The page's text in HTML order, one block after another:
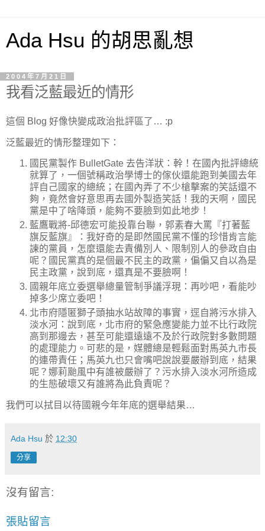
Ada Hsu 的胡思亂想
2004年7月21日
我看泛藍最近的情形
這個 Blog 好像快變成政治批評區了… :p
泛藍最近的情形整理如下：
國民黨製作 BulletGate 去告洋狀：幹！在國內批評總統
就算了，一個號稱政治學博士的傢伙還能跑到美國去年
評自己國家的總統；在國內弄了不少槍擊案的笑話還不
夠，竟然會好意思再去國外製造笑話！我的天啊，國民
黨是中了啥降頭，能夠不要臉到如此地步！
藍鷹戰將-邱德宏可能投靠台聯，郭素春大罵『打著藍
旗反藍旗』：我好奇的是即然國民黨不懂的珍惜肯言能
諫的黨員，怎麼還能去責備別人、限制別人的參政自由
呢？國民黨真的是個最不民主的政黨，偏偏又自以為是
民主政黨，說到底，還真是不要臉啊！
國親年底立委選舉總量管制爭議浮現：再吵吧，看能吵
掉多少席立委吧！
北市府隱匿獅子頭抽水站故障的事實，逕自將污水排入
淡水河：說到底，北市府的緊急應變能力並不比行政院
高到那邊去，甚至可能還遠遠不及於行政院對多數問題
的處理能力。可悲的是，媒體總是輕鬆面對馬英九市長
的連帶責任；馬英九也只會嘴吧說說要嚴辦到底，結果
呢？娜莉颱風中有誰被嚴辦了？污水排入淡水河所造成
的生態破壞又有誰將為此負責呢？
我們可以拭目以待國親今年年底的選舉結果…
Ada Hsu 於 12:30
分享
沒有留言:
張貼留言